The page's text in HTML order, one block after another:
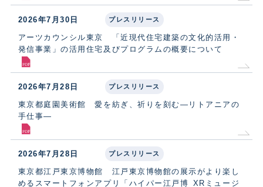
2026年7月30日 プレスリリース
アーツカウンシル東京 「近現代住宅建築の文化的活用・
発信事業」の活用住宅及びプログラムの概要について
2026年7月28日 プレスリリース
東京都庭園美術館 愛を紡ぎ、祈りを刻む―リトアニアの
手仕事―
2026年7月28日 プレスリリース
東京都江戸東京博物館 江戸東京博物館の展示がより楽し
めるスマートフォンアプリ「ハイパー江戸博 XRミュージ